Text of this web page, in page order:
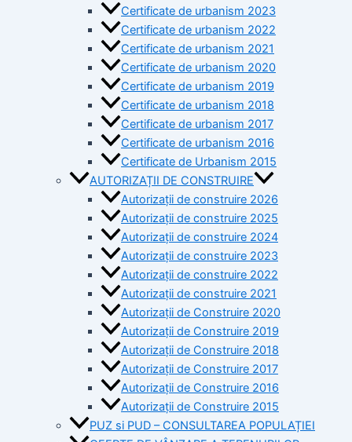
Certificate de urbanism 2023
Certificate de urbanism 2022
Certificate de urbanism 2021
Certificate de urbanism 2020
Certificate de urbanism 2019
Certificate de urbanism 2018
Certificate de urbanism 2017
Certificate de urbanism 2016
Certificate de Urbanism 2015
AUTORIZAȚII DE CONSTRUIRE
Autorizații de construire 2026
Autorizații de construire 2025
Autorizații de construire 2024
Autorizații de construire 2023
Autorizații de construire 2022
Autorizații de construire 2021
Autorizații de Construire 2020
Autorizații de Construire 2019
Autorizaţii de Construire 2018
Autorizaţii de Construire 2017
Autorizaţii de Construire 2016
Autorizaţii de Construire 2015
PUZ si PUD – CONSULTAREA POPULAȚIEI